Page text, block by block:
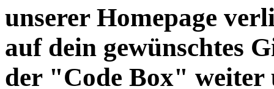
unserer Homepage
auf dein gewünschtes
der "Code Box" weiter